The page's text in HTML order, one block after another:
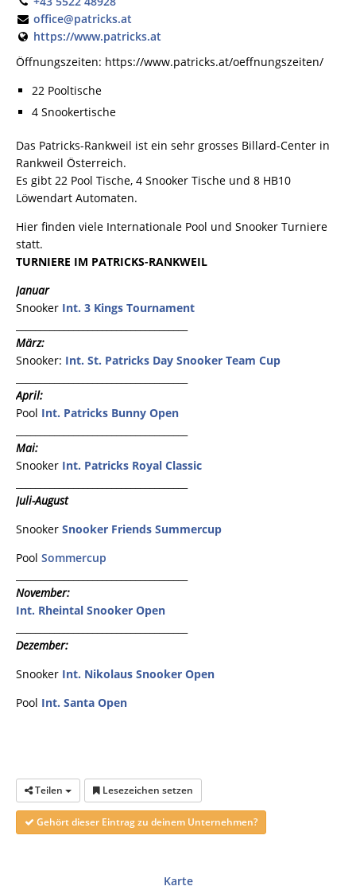
office@patricks.at
https://www.patricks.at
Öffnungszeiten: https://www.patricks.at/oeffnungszeiten/
22 Pooltische
4 Snookertische
Das Patricks-Rankweil ist ein sehr grosses Billard-Center in
Rankweil Österreich.
Es gibt 22 Pool Tische, 4 Snooker Tische und 8 HB10
Löwendart Automaten.
Hier finden viele Internationale Pool und Snooker Turniere
statt.
TURNIERE IM PATRICKS-RANKWEIL
Januar
Snooker Int. 3 Kings Tournament
März:
Snooker: Int. St. Patricks Day Snooker Team Cup
April:
Pool Int. Patricks Bunny Open
Mai:
Snooker Int. Patricks Royal Classic
Juli-August
Snooker Snooker Friends Summercup
Pool Sommercup
November:
Int. Rheintal Snooker Open
Dezember:
Snooker Int. Nikolaus Snooker Open
Pool Int. Santa Open
Teilen Lesezeichen setzen
Gehört dieser Eintrag zu deinem Unternehmen?
Karte